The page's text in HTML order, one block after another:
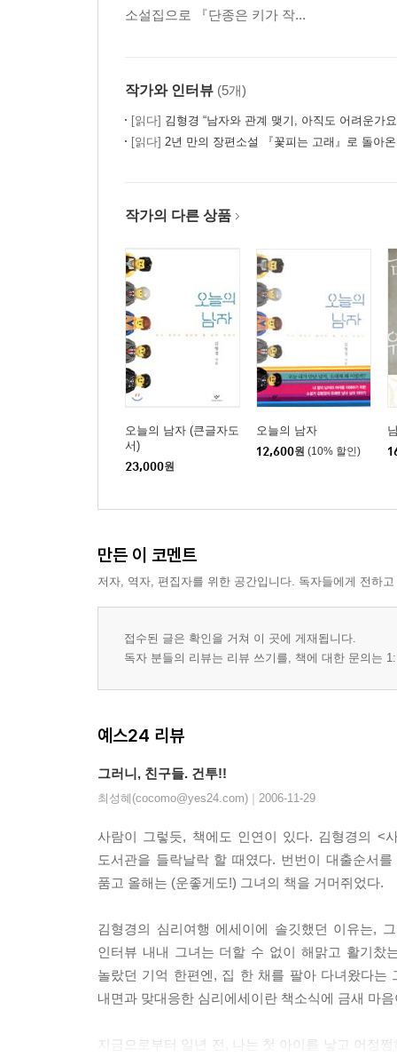
소설집으로 『단종은 키가 작...
작가와 인터뷰 (5개)
[읽다] 김형경 “남자와 관계 맺기, 아직도 어려운가요
[읽다] 2년 만의 장편소설 『꽃피는 고래』로 돌아
작가의 다른 상품
오늘의 남자 (큰글자도
서)
23,000원
오늘의 남자
12,600원 (10% 할인)
만든 이 코멘트
저자, 역자, 편집자를 위한 공간입니다. 독자들에게 전하
접수된 글은 확인을 거쳐 이 곳에 게재됩니다.
독자 분들의 리뷰는 리뷰 쓰기를, 책에 대한 문의는
예스24 리뷰
그러니, 친구들. 건투!!
최성혜(cocomo@yes24.com) | 2006-11-29
사람이 그렇듯, 책에도 인연이 있다. 김형경의 <
도서관을 들락날락 할 때였다. 번번이 대출순서
품고 올해는 (운좋게도!) 그녀의 책을 거머쥐었다.
김형경의 심리여행 에세이에 솔깃했던 이유는,
인터뷰 내내 그녀는 더할 수 없이 해맑고 활기찼
놀랐던 기억 한편엔, 집 한 채를 팔아 다녀왔다는
내면과 맞대응한 심리에세이란 책소식에 금새 마
지금으로부터 일년 전, 나는 첫 아이를 낳고 어정